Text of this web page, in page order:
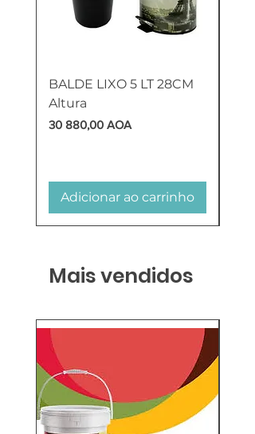
BALDE LIXO 5 LT 28CM
Altura
Preço
30 880,00 AOA
Adicionar ao carrinho
Mais vendidos